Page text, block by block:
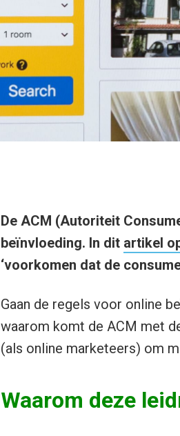
De ACM (Autoriteit
beïnvloeding. In dit artikel
‘voorkomen dat de
Gaan de regels voor online
waarom komt de ACM met
(als online marketeers) om
Waarom deze